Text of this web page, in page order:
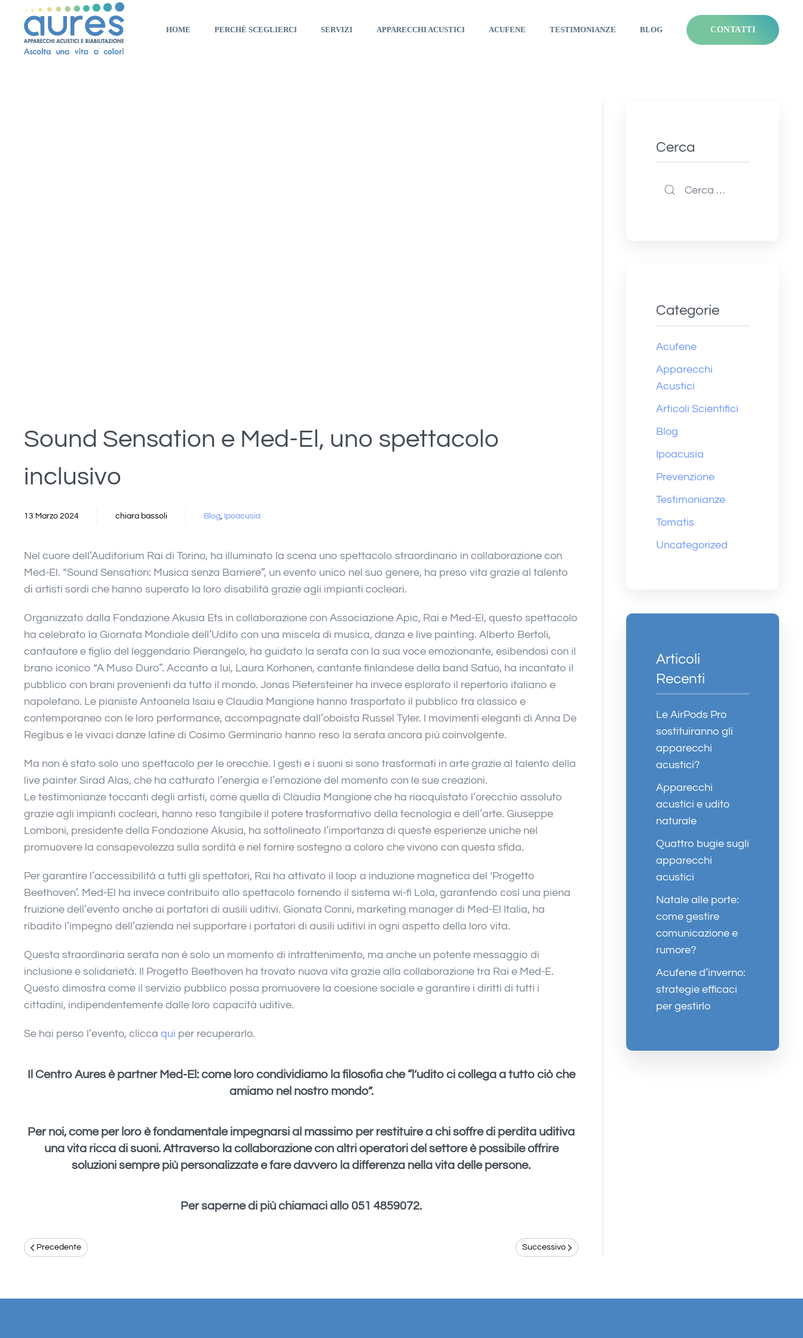
HOME PERCHÈ SCEGLIERCI SERVIZI APPARECCHI ACUSTICI ACUFENE TESTIMONIANZE BLOG CONTATTI
Sound Sensation e Med-El, uno spettacolo
inclusivo
13 Marzo 2024 chiara bassoli Blog Ipoacusia
Nel cuore dell’Auditorium Rai di Torino, ha illuminato la scena uno spettacolo straordinario in collaborazione con
Med-El. “Sound Sensation: Musica senza Barriere”, un evento unico nel suo genere, ha preso vita grazie al talento
di artisti sordi che hanno superato la loro disabilità grazie agli impianti cocleari.
Organizzato dalla Fondazione Akusia Ets in collaborazione con Associazione Apic, Rai e Med-El, questo spettacolo
ha celebrato la Giornata Mondiale dell’Udito con una miscela di musica, danza e live painting. Alberto Bertoli,
cantautore e figlio del leggendario Pierangelo, ha guidato la serata con la sua voce emozionante, esibendosi con il
brano iconico “A Muso Duro”. Accanto a lui, Laura Korhonen, cantante finlandese della band Satuo, ha incantato il
pubblico con brani provenienti da tutto il mondo. Jonas Pietersteiner ha invece esplorato il repertorio italiano e
napoletano. Le pianiste Antoanela Isaiu e Claudia Mangione hanno trasportato il pubblico tra classico e
contemporaneo con le loro performance, accompagnate dall’oboista Russel Tyler. I movimenti eleganti di Anna De
Regibus e le vivaci danze latine di Cosimo Germinario hanno reso la serata ancora più coinvolgente.
Ma non è stato solo uno spettacolo per le orecchie. I gesti e i suoni si sono trasformati in arte grazie al talento della
live painter Sirad Alas, che ha catturato l’energia e l’emozione del momento con le sue creazioni.
Le testimonianze toccanti degli artisti, come quella di Claudia Mangione che ha riacquistato l’orecchio assoluto
grazie agli impianti cocleari, hanno reso tangibile il potere trasformativo della tecnologia e dell’arte. Giuseppe
Lomboni, presidente della Fondazione Akusia, ha sottolineato l’importanza di queste esperienze uniche nel
promuovere la consapevolezza sulla sordità e nel fornire sostegno a coloro che vivono con questa sfida.
Per garantire l’accessibilità a tutti gli spettatori, Rai ha attivato il loop a induzione magnetica del ‘Progetto
Beethoven’. Med-El ha invece contribuito allo spettacolo fornendo il sistema wi-fi Lola, garantendo così una piena
fruizione dell’evento anche ai portatori di ausili uditivi. Gionata Conni, marketing manager di Med-El Italia, ha
ribadito l’impegno dell’azienda nel supportare i portatori di ausili uditivi in ogni aspetto della loro vita.
Questa straordinaria serata non è solo un momento di intrattenimento, ma anche un potente messaggio di
inclusione e solidarietà. Il Progetto Beethoven ha trovato nuova vita grazie alla collaborazione tra Rai e Med-E.
Questo dimostra come il servizio pubblico possa promuovere la coesione sociale e garantire i diritti di tutti i
cittadini, indipendentemente dalle loro capacità uditive.
Se hai perso l’evento, clicca qui per recuperarlo.
Il Centro Aures è partner Med-El: come loro condividiamo la filosofia che “l’udito ci collega a tutto ciò che
amiamo nel nostro mondo”.
Per noi, come per loro è fondamentale impegnarsi al massimo per restituire a chi soffre di perdita uditiva
una vita ricca di suoni. Attraverso la collaborazione con altri operatori del settore è possibile offrire
soluzioni sempre più personalizzate e fare davvero la differenza nella vita delle persone.
Per saperne di più chiamaci allo 051 4859072.
Precedente Successivo
Cerca
Categorie
Acufene
Apparecchi
Acustici
Articoli Scientifici
Blog
Ipoacusia
Prevenzione
Testimonianze
Tomatis
Uncategorized
Articoli
Recenti
Le AirPods Pro
sostituiranno gli
apparecchi
acustici?
Apparecchi
acustici e udito
naturale
Quattro bugie sugli
apparecchi
acustici
Natale alle porte:
come gestire
comunicazione e
rumore?
Acufene d’inverno:
strategie efficaci
per gestirlo